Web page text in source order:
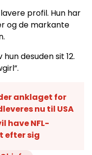
profil. Hun har
og de markante
desuden sit 12.
anklaget for
nu til USA
have NFL-
efter sig